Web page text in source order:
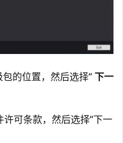
的位置，然后选择“下一
可条款，然后选择“下一